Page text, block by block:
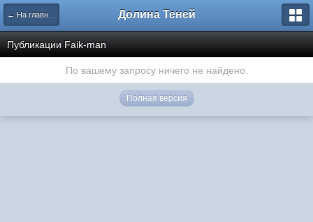
← На главную Долина Теней
Публикации Faik-man
По вашему запросу ничего не найдено.
Полная версия